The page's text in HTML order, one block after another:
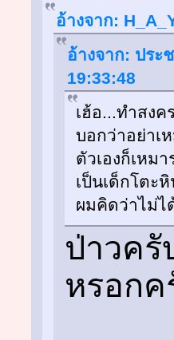
อ้างจาก:
อ้างจาก: ประ
19:33:48
เฮ้อ...ทำสง
บอกว่าอย่าเ
ตัวเองก็เหม
เป็นเด็กโตะ
ผมคิดว่าไม่ไ
ป่าวครั
หรอกค